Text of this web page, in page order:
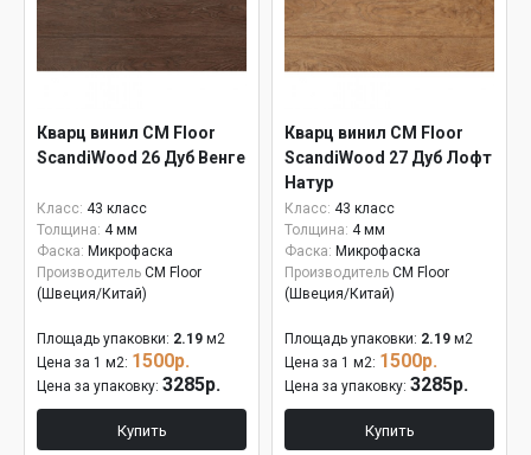
Кварц винил CM Floor
ScandiWood 26 Дуб Венге
Класс: 43 класс
Толщина: 4 мм
Фаска: Микрофаска
Производитель CM Floor
(Швеция/Китай)
Площадь упаковки: 2.19 м2
Цена за 1 м2: 1500р.
Цена за упаковку: 3285р.
Купить
Кварц винил CM Floor
ScandiWood 27 Дуб Лофт
Натур
Класс: 43 класс
Толщина: 4 мм
Фаска: Микрофаска
Производитель CM Floor
(Швеция/Китай)
Площадь упаковки: 2.19 м2
Цена за 1 м2: 1500р.
Цена за упаковку: 3285р.
Купить